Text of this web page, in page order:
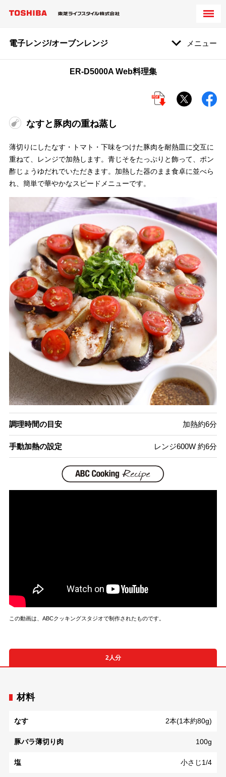
電子レンジ/オーブンレンジ メニュー
ER-D5000A Web料理集
なすと豚肉の重ね蒸し
薄切りにしたなす・トマト・下味をつけた豚肉を耐熱皿に交互に
重ねて、レンジで加熱します。青じそをたっぷりと飾って、ポン
酢じょうゆだれでいただきます。加熱した器のまま食卓に並べら
れ、簡単で華やかなスピードメニューです。
調理時間の目安 加熱約6分
手動加熱の設定 レンジ600W 約6分
この動画は、ABCクッキングスタジオで制作されたものです。
2人分
材料
なす 2本(1本約80g)
豚バラ薄切り肉 100g
塩 小さじ1/4